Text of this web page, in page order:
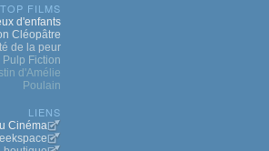
TOP FILMS
d'enfants
Cléopâtre
de la peur
Pulp Fiction
d'Amélie
Poulain
LIENS
Cinéma